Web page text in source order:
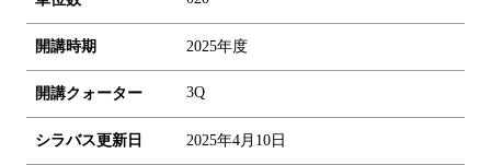
開講時期 2025年度
開講クォーター 3Q
シラバス更新日 2025年4月10日